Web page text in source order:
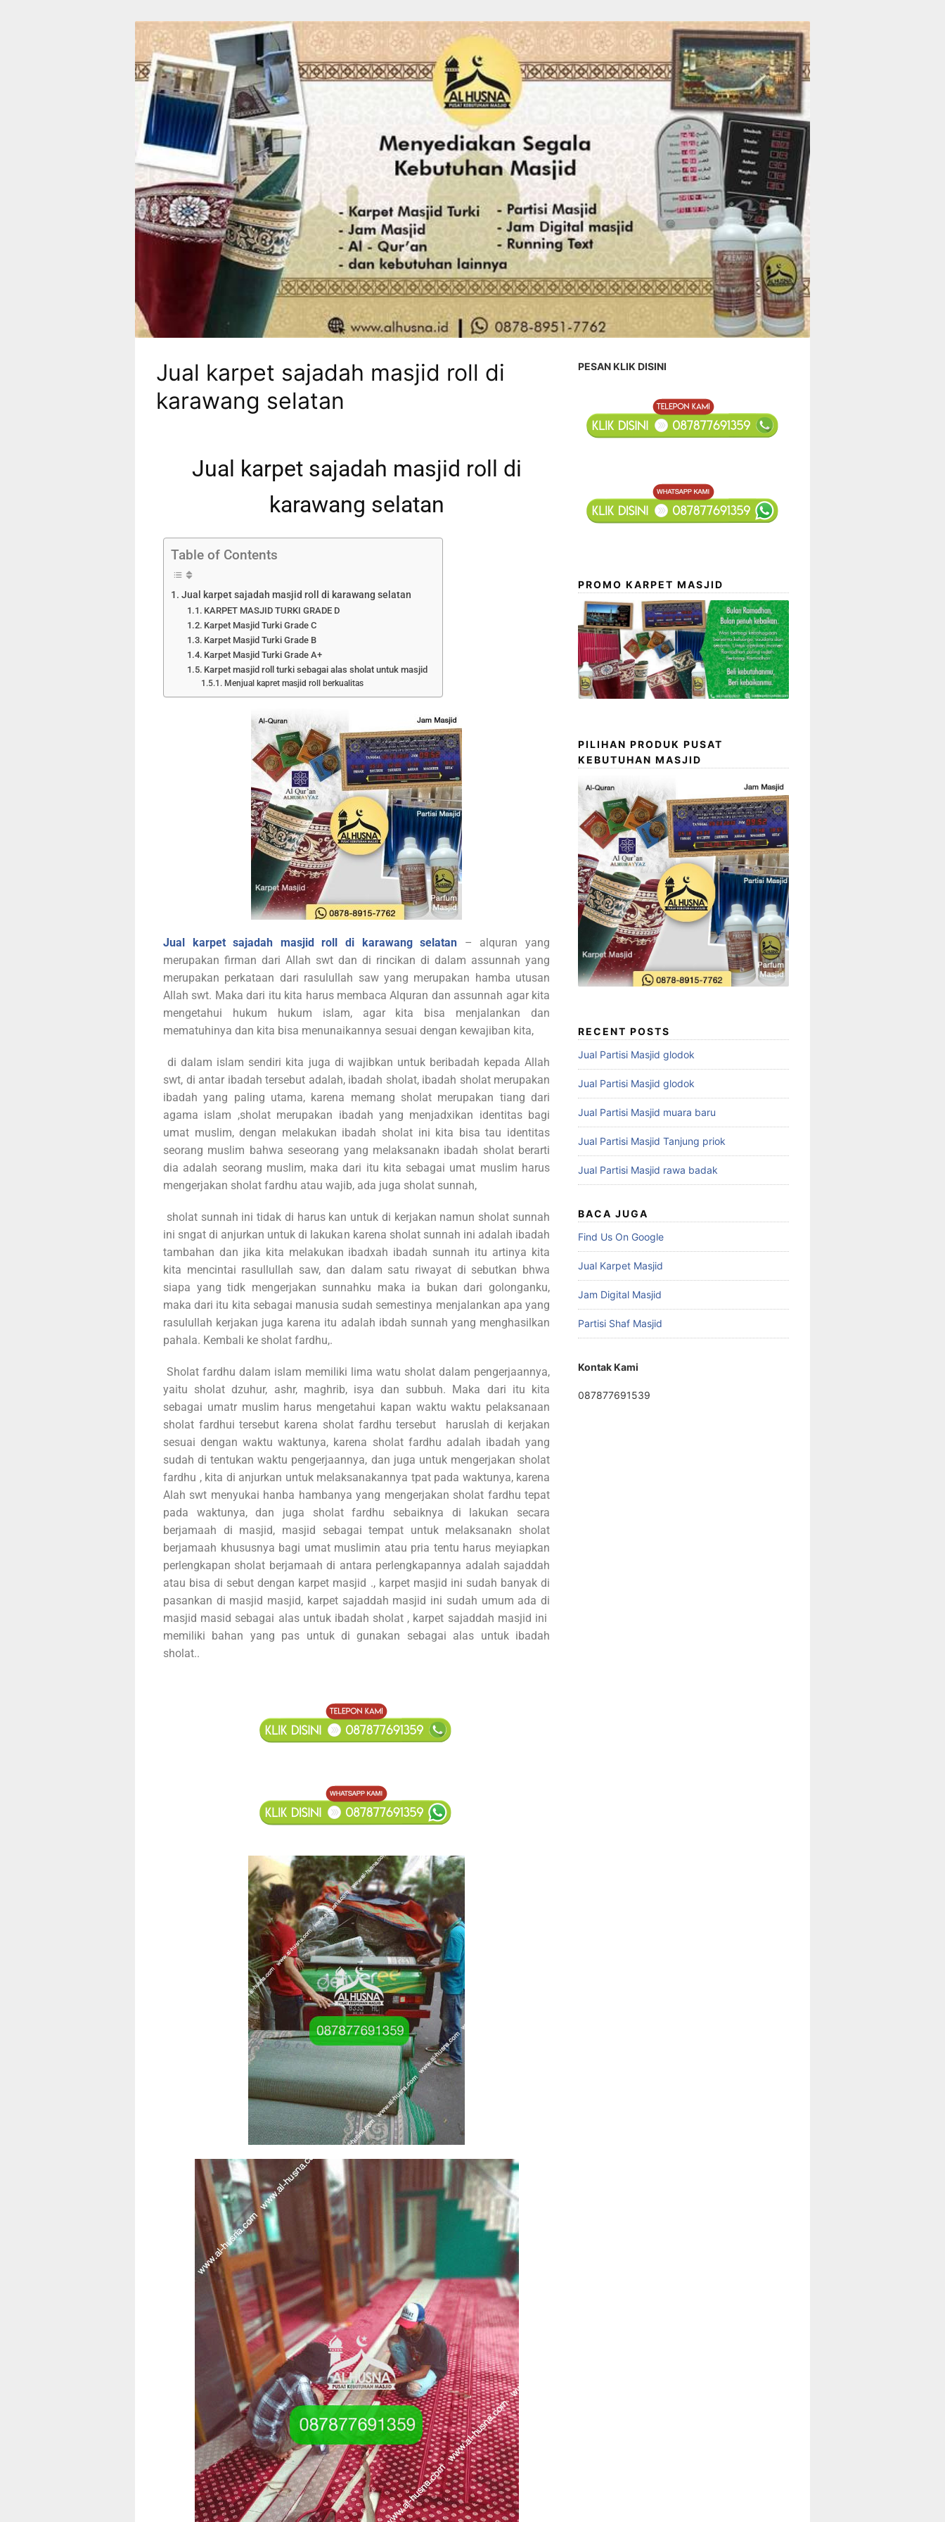
Jual karpet sajadah masjid roll di
karawang selatan
Jual karpet sajadah masjid roll di
karawang selatan
Table of Contents
Jual karpet sajadah masjid roll di karawang selatan
KARPET MASJID TURKI GRADE D
Karpet Masjid Turki Grade C
Karpet Masjid Turki Grade B
Karpet Masjid Turki Grade A+
Karpet masjid roll turki sebagai alas sholat untuk masjid
Menjual kapret masjid roll berkualitas
Jual karpet sajadah masjid roll di karawang selatan – alquran yang
merupakan firman dari Allah swt dan di rincikan di dalam assunnah yang
merupakan perkataan dari rasulullah saw yang merupakan hamba utusan
Allah swt. Maka dari itu kita harus membaca Alquran dan assunnah agar kita
mengetahui hukum hukum islam, agar kita bisa menjalankan dan
mematuhinya dan kita bisa menunaikannya sesuai dengan kewajiban kita,
di dalam islam sendiri kita juga di wajibkan untuk beribadah kepada Allah
swt, di antar ibadah tersebut adalah, ibadah sholat, ibadah sholat merupakan
ibadah yang paling utama, karena memang sholat merupakan tiang dari
agama islam ,sholat merupakan ibadah yang menjadxikan identitas bagi
umat muslim, dengan melakukan ibadah sholat ini kita bisa tau identitas
seorang muslim bahwa seseorang yang melaksanakn ibadah sholat berarti
dia adalah seorang muslim, maka dari itu kita sebagai umat muslim harus
mengerjakan sholat fardhu atau wajib, ada juga sholat sunnah,
sholat sunnah ini tidak di harus kan untuk di kerjakan namun sholat sunnah
ini sngat di anjurkan untuk di lakukan karena sholat sunnah ini adalah ibadah
tambahan dan jika kita melakukan ibadxah ibadah sunnah itu artinya kita
kita mencintai rasullullah saw, dan dalam satu riwayat di sebutkan bhwa
siapa yang tidk mengerjakan sunnahku maka ia bukan dari golonganku,
maka dari itu kita sebagai manusia sudah semestinya menjalankan apa yang
rasulullah kerjakan juga karena itu adalah ibdah sunnah yang menghasilkan
pahala. Kembali ke sholat fardhu,.
Sholat fardhu dalam islam memiliki lima watu sholat dalam pengerjaannya,
yaitu sholat dzuhur, ashr, maghrib, isya dan subbuh. Maka dari itu kita
sebagai umatr muslim harus mengetahui kapan waktu waktu pelaksanaan
sholat fardhui tersebut karena sholat fardhu tersebut haruslah di kerjakan
sesuai dengan waktu waktunya, karena sholat fardhu adalah ibadah yang
sudah di tentukan waktu pengerjaannya, dan juga untuk mengerjakan sholat
fardhu , kita di anjurkan untuk melaksanakannya tpat pada waktunya, karena
Alah swt menyukai hanba hambanya yang mengerjakan sholat fardhu tepat
pada waktunya, dan juga sholat fardhu sebaiknya di lakukan secara
berjamaah di masjid, masjid sebagai tempat untuk melaksanakn sholat
berjamaah khususnya bagi umat muslimin atau pria tentu harus meyiapkan
perlengkapan sholat berjamaah di antara perlengkapannya adalah sajaddah
atau bisa di sebut dengan karpet masjid ., karpet masjid ini sudah banyak di
pasankan di masjid masjid, karpet sajaddah masjid ini sudah umum ada di
masjid masid sebagai alas untuk ibadah sholat , karpet sajaddah masjid ini
memiliki bahan yang pas untuk di gunakan sebagai alas untuk ibadah
sholat..
PESAN KLIK DISINI
PROMO KARPET MASJID
PILIHAN PRODUK PUSAT
KEBUTUHAN MASJID
RECENT POSTS
Jual Partisi Masjid glodok
Jual Partisi Masjid glodok
Jual Partisi Masjid muara baru
Jual Partisi Masjid Tanjung priok
Jual Partisi Masjid rawa badak
BACA JUGA
Find Us On Google
Jual Karpet Masjid
Jam Digital Masjid
Partisi Shaf Masjid
Kontak Kami
087877691539